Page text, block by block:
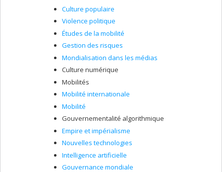
Culture populaire
Violence politique
Études de la mobilité
Gestion des risques
Mondialisation dans les médias
Culture numérique
Mobilités
Mobilité internationale
Mobilité
Gouvernementalité algorithmique
Empire et impérialisme
Nouvelles technologies
Intelligence artificielle
Gouvernance mondiale